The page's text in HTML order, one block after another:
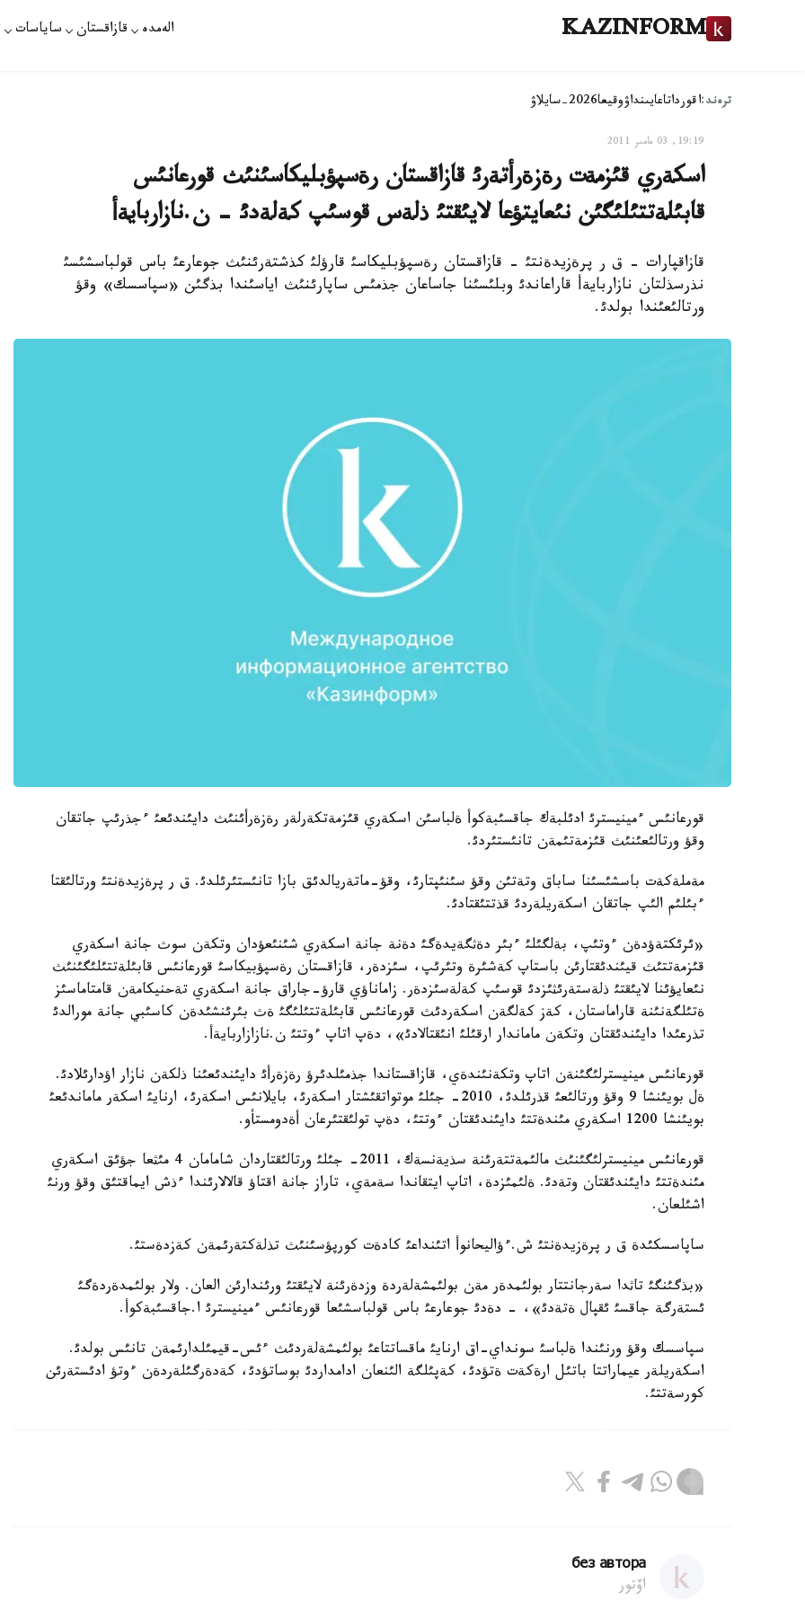
KAZINFORM الەمدە قازاقستان ساياسات
ترەند:اقورداتاعايىنداۋوقيعا2026-سايلاۋ
19:19, 03 مامىر 2011
اسكةري قئزمةت رةزةرأتةرئ قازاقستان رةسپؤبليكاسئنئث قورعانئس
قابئلةتتئلئگئن نئعايتؤعا لايئقتئ ذلةس قوسئپ كةلةدئ - ن.نازاربايةأ
قازاقپارات - ق ر پرةزيدةنتئ - قازاقستان رةسپؤبليكاسئ قارؤلئ كذشتةرئنئث جوعارعئ باس قولباسشئسئ
نذرسذلتان نازاربايةأ قاراعاندئ وبلئسئنا جاساعان جذمئس ساپارئنئث اياسئندا بذگئن «سپاسسك» وقؤ
ورتالئعئندا بولدئ.
قورعانئس ءمينيسترئ ادئلبةك جاقسئبةكوأ ةلباسئن اسكةري قئزمةتكةرلةر رةزةرأئنئث دايئندئعئ ءجذرئپ جاتقان
وقؤ ورتالئعئنئث قئزمةتئمةن تانئستئردئ.
مةملةكةت باسشئسئنا ساباق وتةتئن وقؤ سئنئپتارئ، وقؤ-ماتةريالدئق بازا تانئستئرئلدئ. ق ر پرةزيدةنتئ ورتالئقتا
ءبئلئم الئپ جاتقان اسكةريلةردئ قذتتئقتادئ.
«ئرئكتةؤدةن ءوتئپ، بةلگئلئ ءبئر دةثگةيدةگئ دةنة جانة اسكةري شئنئعؤدان وتكةن سوث جانة اسكةري
قئزمةتتئث قيئندئقتارئن باستاپ كةشئرة وتئرئپ، سئزدةر، قازاقستان رةسپؤبيكاسئ قورعانئس قابئلةتتئلئگئنئث
نئعايؤئنا لايئقتئ ذلةستةرئثئزدئ قوسئپ كةلةسئزدةر. زاماناؤي قارؤ-جاراق جانة اسكةري تةحنيكامةن قامتاماسئز
ةتئلگةنئنة قاراماستان، كةز كةلگةن اسكةردئث قورعانئس قابئلةتتئلئگئ ةث بئرئنشئدةن كاسئبي جانة مورالدئ
تذرعئدا دايئندئقتان وتكةن ماماندار ارقئلئ انئقتالادئ»، دةپ اتاپ ءوتتئ ن.نازازاربايةأ.
قورعانئس مينيسترلئگئنةن اتاپ وتكةنئندةي، قازاقستاندا جذمئلدئرؤ رةزةرأئ دايئندئعئنا ذلكةن نازار اؤدارئلادئ.
ةل بويئنشا 9 وقؤ ورتالئعئ قذرئلدئ، 2010- جئلئ موتواتقئشتار اسكةرئ، بايلانئس اسكةرئ، ارنايئ اسكةر ماماندئعئ
بويئنشا 1200 اسكةري مئندةتتئ دايئندئقتان ءوتتئ، دةپ تولئقتئرعان أةدومستأو.
قورعانئس مينيسترلئگئنئث مالئمةتتةرئنة سذيةنسةك، 2011- جئلئ ورتالئقتاردان شامامان 4 مئثعا جؤئق اسكةري
مئندةتتئ دايئندئقتان وتةدئ. ةلئمئزدة، اتاپ ايتقاندا سةمةي، تاراز جانة اقتاؤ قالالارئندا ءذش ايماقتئق وقؤ ورنئ
اشئلعان.
ساپاسسكئدة ق ر پرةزيدةنتئ ش.ءؤاليحانوأ اتئنداعئ كادةت كورپؤسئنئث تذلةكتةرئمةن كةزدةستئ.
«بذگئنگئ تاثدا سةرجانتتار بولئمدةر مةن بولئمشةلةردة وزدةرئنة لايئقتئ ورئندارئن العان. ولار بولئمدةردةگئ
ئستةرگة جاقسئ ئقپال ةتةدئ»، - دةدئ جوعارعئ باس قولباسشئعا قورعانئس ءمينيسترئ ا.جاقسئبةكوأ.
سپاسسك وقؤ ورنئندا ةلباسئ سونداي-اق ارنايئ ماقساتتاعئ بولئمشةلةردئث ءئس-قيمئلدارئمةن تانئس بولدئ.
اسكةريلةر عيماراتتا باتئل ارةكةت ةتؤدئ، كةپئلگة الئنعان ادامداردئ بوساتؤدئ، كةدةرگئلةردةن ءوتؤ ادئستةرئن
كورسةتتئ.
без автора
اۆتور